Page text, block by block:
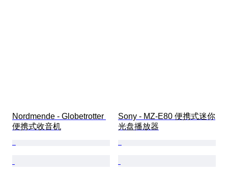
Nordmende - Globetrotter
便携式收音机
Sony - MZ-E80 便携式迷你
光盘播放器